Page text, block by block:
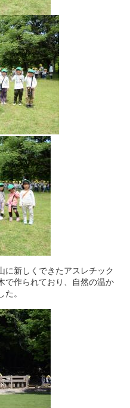
新しくできたアスレチック
で作られており、自然の温か
た。